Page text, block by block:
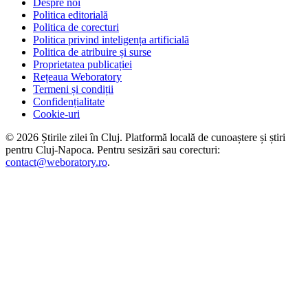
Despre noi
Politica editorială
Politica de corecturi
Politica privind inteligența artificială
Politica de atribuire și surse
Proprietatea publicației
Rețeaua Weboratory
Termeni și condiții
Confidențialitate
Cookie-uri
© 2026 Știrile zilei în Cluj. Platformă locală de cunoaștere și știri
pentru Cluj-Napoca. Pentru sesizări sau corecturi:
contact@weboratory.ro.